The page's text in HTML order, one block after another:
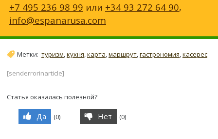
+7 495 236 98 99 или +34 93 272 64 90,
info@espanarusa.com
Метки: туризм,кухня,карта,маршрут,гастрономия,касерес
[senderrorinarticle]
Статья оказалась полезной?
Да (0) Нет (0)